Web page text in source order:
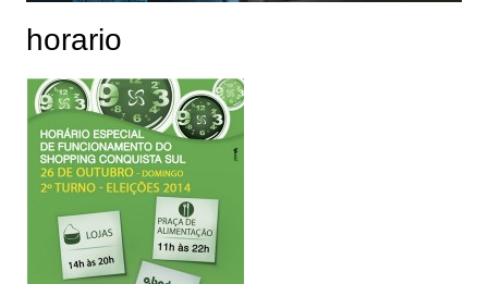
horario